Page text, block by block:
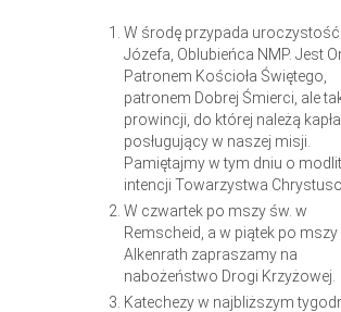
W środę przypada uroczystość
Józefa, Oblubieńca NMP. Jest
Patronem Kościoła Świętego,
patronem Dobrej Śmierci, ale
prowincji, do której należą
posługujący w naszej misji.
Pamiętajmy w tym dniu o
intencji Towarzystwa
W czwartek po mszy św. w
Remscheid, a w piątek po mszy
Alkenrath zapraszamy na
nabożeństwo Drogi Krzyżowej.
Katechezy w najbliższym